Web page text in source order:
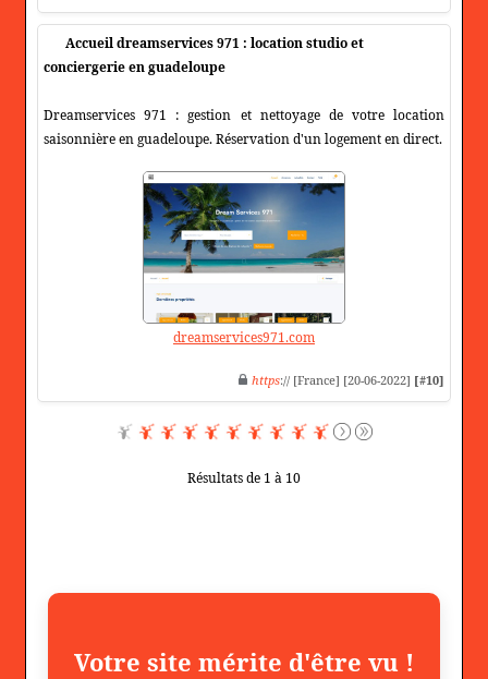
Accueil dreamservices 971 : location studio et
conciergerie en guadeloupe
Dreamservices 971 : gestion et nettoyage de votre location
saisonnière en guadeloupe. Réservation d'un logement en direct.
dreamservices971.com
https:// [France] [20-06-2022] [#10]
Résultats de 1 à 10
Votre site mérite d'être vu !